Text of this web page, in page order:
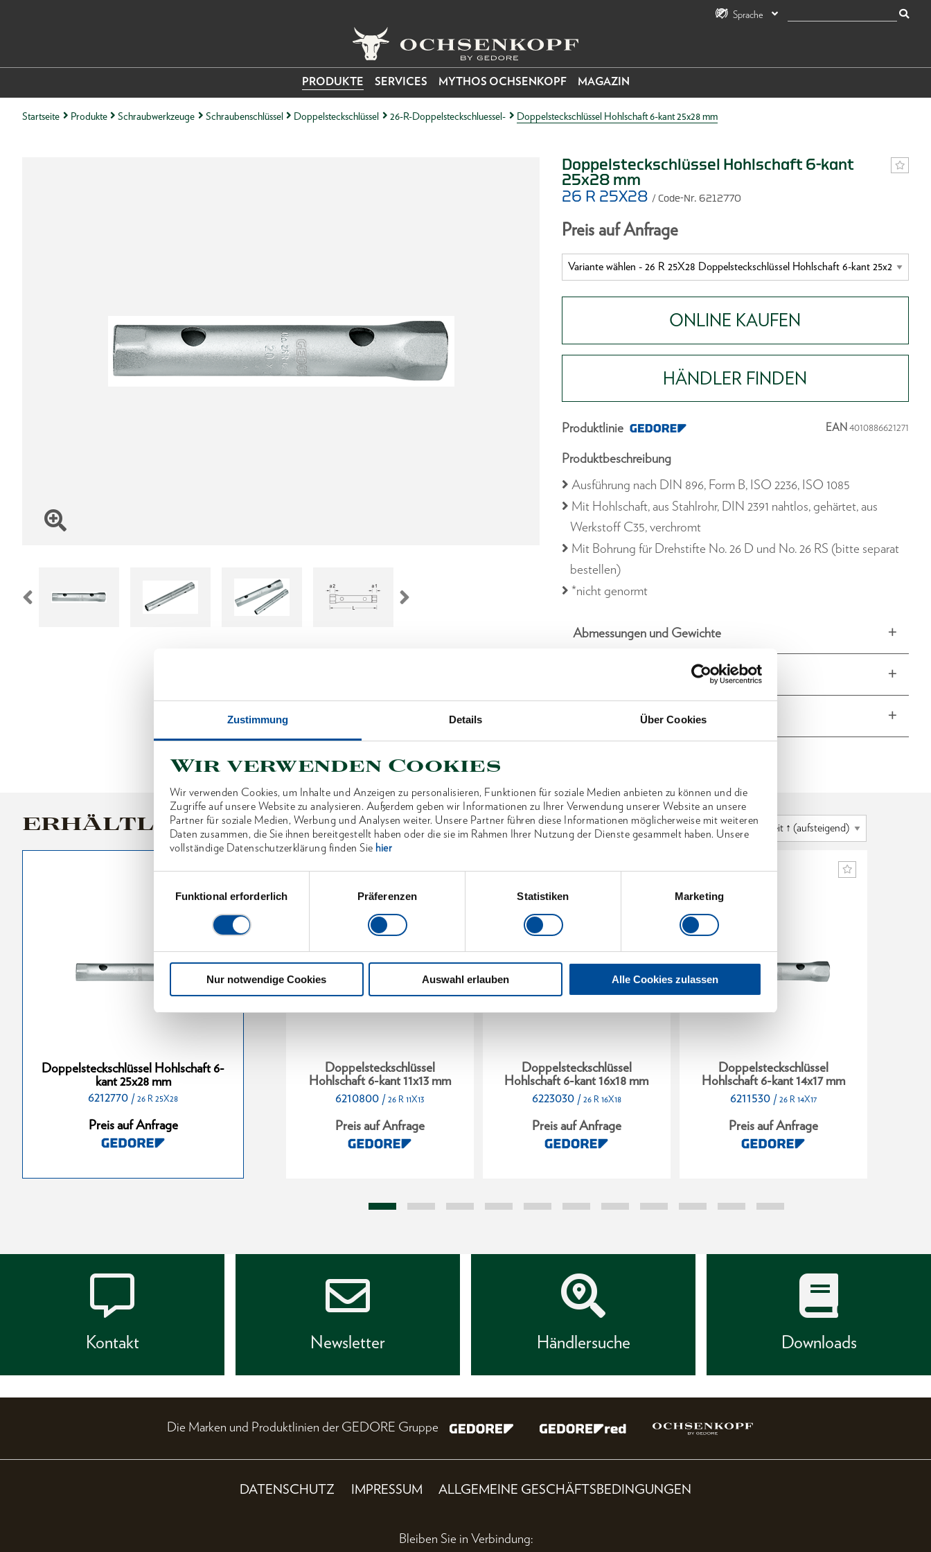
Zustimmung Details Über Cookies
Wir verwenden Cookies
Wir verwenden Cookies, um Inhalte und Anzeigen zu personalisieren, Funktionen für soziale Medien anbieten zu können und die
Zugriffe auf unsere Website zu analysieren. Außerdem geben wir Informationen zu Ihrer Verwendung unserer Website an unsere
Partner für soziale Medien, Werbung und Analysen weiter. Unsere Partner führen diese Informationen möglicherweise mit weiteren
Daten zusammen, die Sie ihnen bereitgestellt haben oder die sie im Rahmen Ihrer Nutzung der Dienste gesammelt haben. Unsere
vollständige Datenschutzerklärung finden Sie hier
Funktional erforderlich
Präferenzen Statistiken Marketing
Nur notwendige Cookies Auswahl erlauben Alle Cookies zulassen
Sprache
PRODUKTE SERVICES MYTHOS OCHSENKOPF MAGAZIN
Startseite Produkte Schraubwerkzeuge Schraubenschlüssel Doppelsteckschlüssel 26-R-Doppelsteckschluessel- Doppelsteckschlüssel Hohlschaft 6-kant 25x28 mm
Doppelsteckschlüssel Hohlschaft 6-kant
25x28 mm
26 R 25X28 / Code-Nr. 6212770
Preis auf Anfrage
ONLINE KAUFEN
HÄNDLER FINDEN
Produktlinie EAN4010886621271
Produktbeschreibung
Ausführung nach DIN 896, Form B, ISO 2236, ISO 1085
Mit Hohlschaft, aus Stahlrohr, DIN 2391 nahtlos, gehärtet, aus
Werkstoff C35, verchromt
Mit Bohrung für Drehstifte No. 26 D und No. 26 RS (bitte separat
bestellen)
*nicht genormt
Abmessungen und Gewichte
Technische Eigenschaften
ERHÄLTLICHE VARIANTEN
Doppelsteckschlüssel Hohlschaft 6-
kant 25x28 mm
6212770 / 26 R 25X28
Preis auf Anfrage
Doppelsteckschlüssel
Hohlschaft 6-kant 36x41 mm
6213310
Preis auf Anfrage
Doppelsteckschlüssel
Hohlschaft 6-kant 11x13 mm
6210800 / 26 R 11X13
Preis auf Anfrage
Doppelsteckschlüssel
Hohlschaft 6-kant 16x18 mm
6223030 / 26 R 16X18
Preis auf Anfrage
Doppelsteckschlüssel
Hohlschaft 6-kant 14x17 mm
6211530 / 26 R 14X17
Preis auf Anfrage
Kontakt Newsletter Händlersuche Downloads
Die Marken und Produktlinien der GEDORE Gruppe
DATENSCHUTZ IMPRESSUM ALLGEMEINE GESCHÄFTSBEDINGUNGEN
Bleiben Sie in Verbindung: